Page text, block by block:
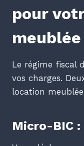
pour
meublée
Le régime fiscal
vos charges.
location
Micro-BIC